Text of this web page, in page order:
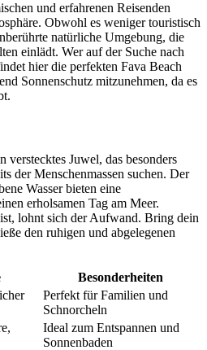
und erfahrenen Reisenden
Obwohl es weniger touristisch
natürliche Umgebung, die
einlädt. Wer auf der Suche nach
hier die perfekten Fava Beach
Sonnenschutz mitzunehmen, da es
Juwel, das besonders
der Menschenmassen suchen. Der
Wasser bieten eine
erholsamen Tag am Meer.
lohnt sich der Aufwand. Bring dein
den ruhigen und abgelegenen
Besonderheiten
Perfekt für Familien und
Schnorcheln
Ideal zum Entspannen und
Sonnenbaden